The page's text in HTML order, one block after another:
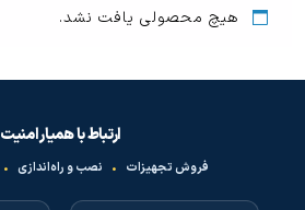
هیچ محصولی یافت نشد.
ارتباط با همیار امنیت
فروش تجهیزات • نصب و راه‌اندازی •